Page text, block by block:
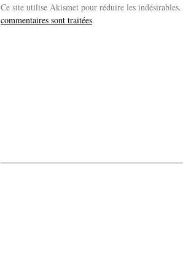
Ce site utilise Akismet pour réduire les indésirables.
commentaires sont traitées.